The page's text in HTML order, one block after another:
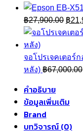
฿
฿27,900.00
price
฿
฿
จอโปรเจคเตอร์
หลัง) ฿67,000.00
คำอธิบาย
ข้อมูลเพิ่มเติม
Brand
บทวิจารณ์ (0)